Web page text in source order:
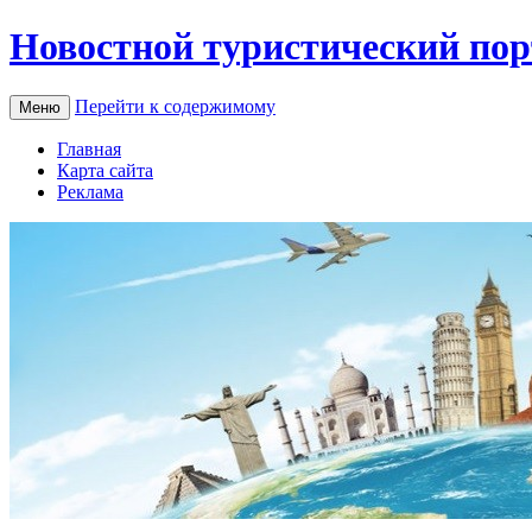
Новостной туристический
Меню Перейти к содержимому
Главная
Карта сайта
Реклама